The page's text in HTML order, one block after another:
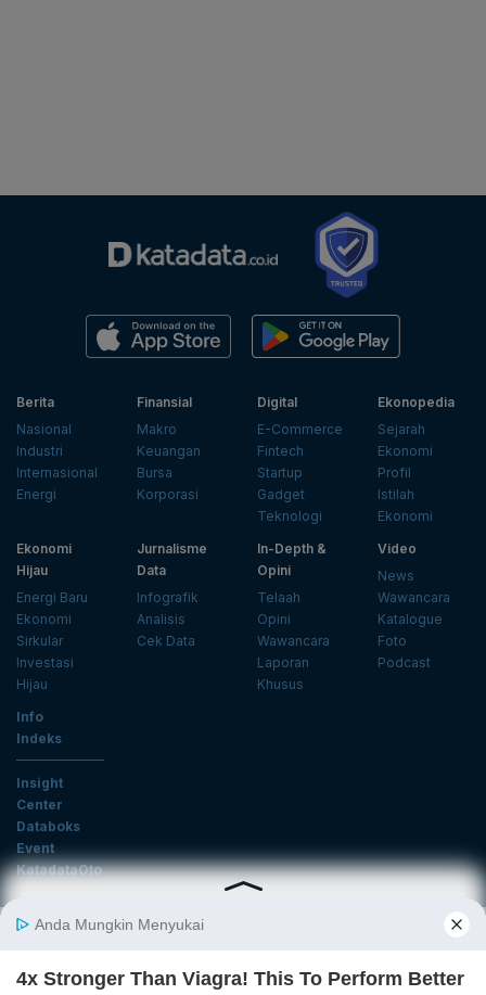
Berita
Nasional
Industri
Internasional
Energi
Finansial
Makro
Keuangan
Bursa
Korporasi
Digital
E-Commerce
Fintech
Startup
Gadget
Teknologi
Ekonopedia
Sejarah
Ekonomi
Profil
Istilah
Ekonomi
Ekonomi
Hijau
Energi Baru
Ekonomi
Sirkular
Investasi
Hijau
Jurnalisme
Data
Infografik
Analisis
Cek Data
In-Depth &
Opini
Telaah
Opini
Wawancara
Laporan
Khusus
Video
News
Wawancara
Katalogue
Foto
Podcast
Info
Indeks
Insight
Center
Databoks
Event
KatadataOto
Langganan Newsletter
Daftar